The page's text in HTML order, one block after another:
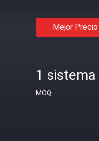
Mejor Precio
1 sistema
MOQ